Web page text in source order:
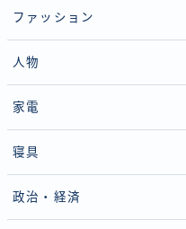
ファッション
人物
家電
寝具
政治・経済